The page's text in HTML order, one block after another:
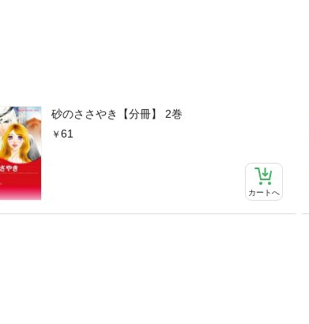
砂のささやき【分冊】 2巻
61
カートへ